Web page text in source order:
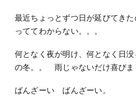
最近ちょっとずつ日が延びてき
っててわからない。。。
何となく夜が明け、何となく日
の冬。。 雨じゃないだけ喜びま
ばんざーい ばんざーい。